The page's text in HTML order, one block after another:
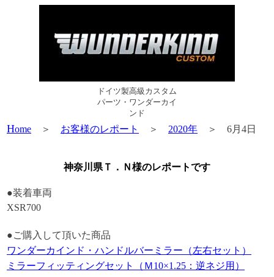
ドイツ製高級カスタム
パーツ・ワンダーカイ
ンド
Home ＞ お客様のレポート ＞ 2020年 ＞ 6月4日
神奈川県Ｔ．Ｎ様のレポートです
●装着車両
XSR700
●ご購入して頂いた商品
ワンダーカインド・ハンドルバーミラー（左右セット）
ミラーフィッティングセット（Ｍ10×1.25：逆ネジ用）